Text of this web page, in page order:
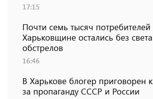
17:15
Почти семь тысяч потребителей
Харьковщине остались без
обстрелов
16:46
В Харькове блогер приговорен
за пропаганду СССР и России